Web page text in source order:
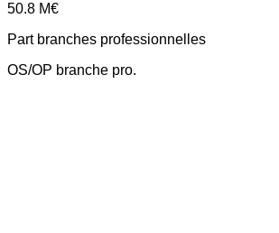
50.8 M€
Part branches professionnelles
OS/OP branche pro.